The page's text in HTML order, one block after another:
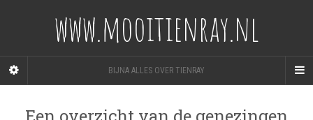
www.mooitienray.nl
BIJNA ALLES OVER TIENRAY